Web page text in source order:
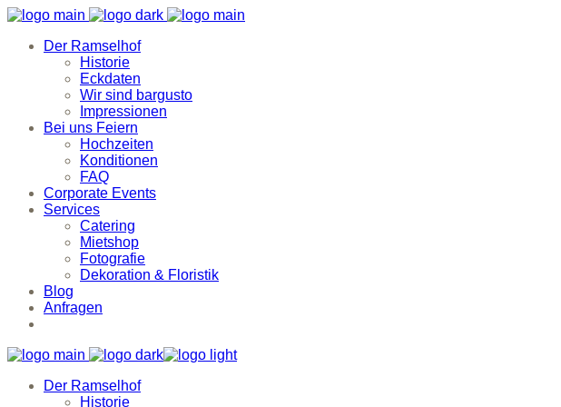
Der Ramselhof
Historie
Eckdaten
Wir sind bargusto
Impressionen
Bei uns Feiern
Hochzeiten
Konditionen
FAQ
Corporate Events
Services
Catering
Mietshop
Fotografie
Dekoration & Floristik
Blog
Anfragen
Der Ramselhof
Historie